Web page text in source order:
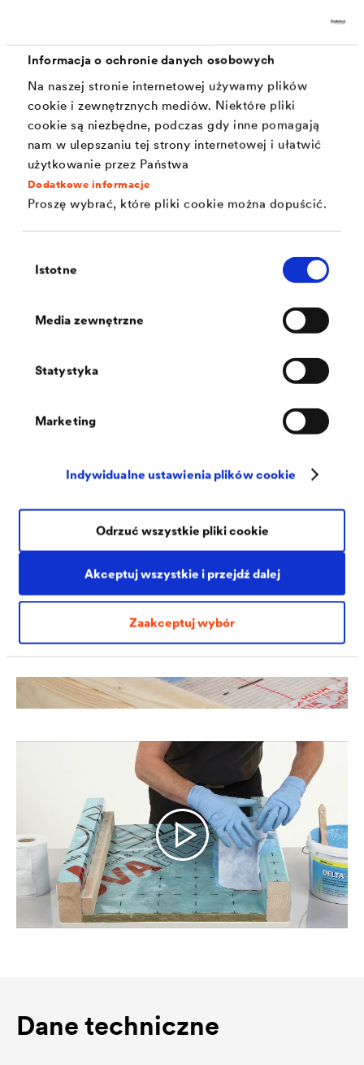
Informacja o ochronie danych osobowych
Na naszej stronie internetowej używamy plików
cookie i zewnętrznych mediów. Niektóre pliki
cookie są niezbędne, podczas gdy inne pomagają
nam w ulepszaniu tej strony internetowej i ułatwić
użytkowanie przez Państwa
Dodatkowe informacje
Proszę wybrać, które pliki cookie można dopuścić.
zgody
Istotne
Media zewnętrzne
Statystyka
Marketing
Indywidualne ustawienia plików cookie
Akceptuj wszystkie i przejdź dalej
Zaakceptuj wybór
Odrzuć wszystkie pliki cookie
Podłoże musi być stabilne, czyste (zamiecione), suche
lub lekko wilgotne oraz wolne od mrozu i tłuszczu.
Montaż wykonuje się w trzech krokach:
1. Obficie pokryć powierzchnię przeznaczoną do
obróbki DELTA ®-LIQUIXX przy użyciu płaskiego pędzla.
2. Rozciągnąć wstępnie dołączoną do zestawu włókninę
3. Na koniec ponownie nasączyć ją w całości
wodą. Ułatwia to czyszczenie narzędzi roboczych.
Dane techniczne